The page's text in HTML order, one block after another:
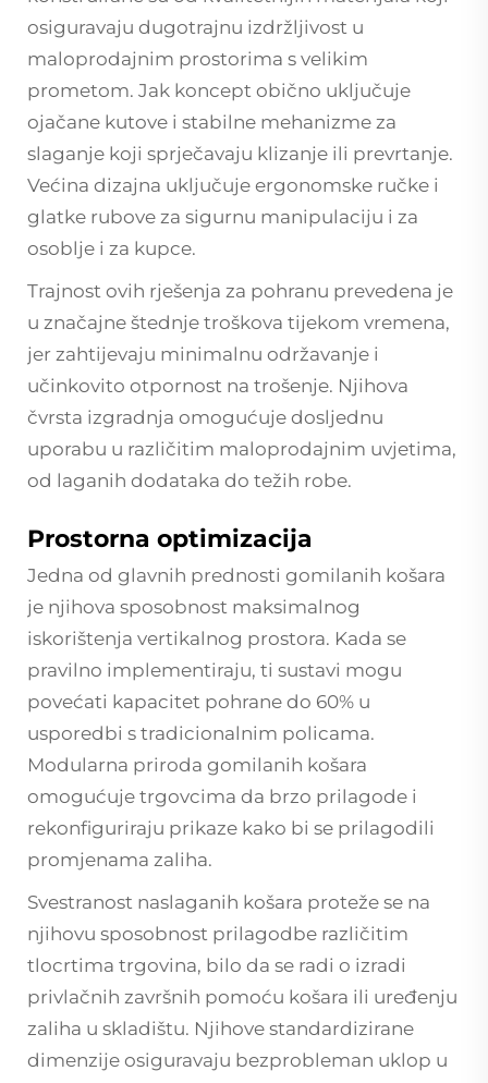
osiguravaju dugotrajnu izdržljivost u
maloprodajnim prostorima s velikim
prometom. Jak koncept obično uključuje
ojačane kutove i stabilne mehanizme za
slaganje koji sprječavaju klizanje ili prevrtanje.
Većina dizajna uključuje ergonomske ručke i
glatke rubove za sigurnu manipulaciju i za
osoblje i za kupce.
Trajnost ovih rješenja za pohranu prevedena je
u značajne štednje troškova tijekom vremena,
jer zahtijevaju minimalnu održavanje i
učinkovito otpornost na trošenje. Njihova
čvrsta izgradnja omogućuje dosljednu
uporabu u različitim maloprodajnim uvjetima,
od laganih dodataka do težih robe.
Prostorna optimizacija
Jedna od glavnih prednosti gomilanih košara
je njihova sposobnost maksimalnog
iskorištenja vertikalnog prostora. Kada se
pravilno implementiraju, ti sustavi mogu
povećati kapacitet pohrane do 60% u
usporedbi s tradicionalnim policama.
Modularna priroda gomilanih košara
omogućuje trgovcima da brzo prilagode i
rekonfiguriraju prikaze kako bi se prilagodili
promjenama zaliha.
Svestranost naslaganih košara proteže se na
njihovu sposobnost prilagodbe različitim
tlocrtima trgovina, bilo da se radi o izradi
privlačnih završnih pomoću košara ili uređenju
zaliha u skladištu. Njihove standardizirane
dimenzije osiguravaju bezprobleman uklop u